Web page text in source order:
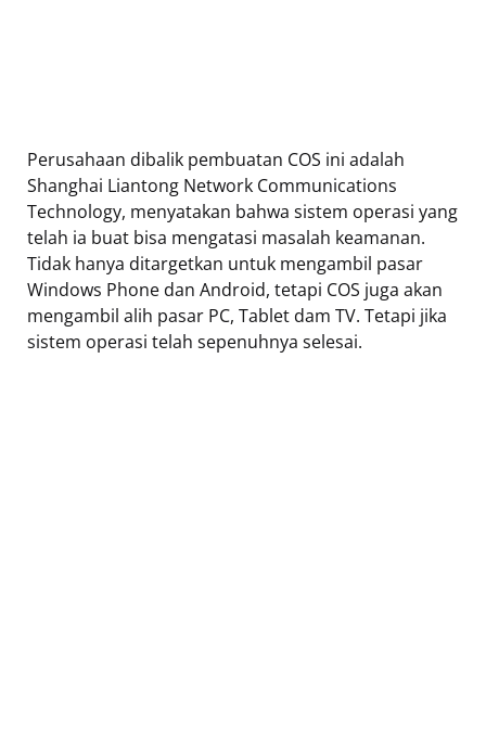
Perusahaan dibalik pembuatan COS ini adalah
Shanghai Liantong Network Communications
Technology, menyatakan bahwa sistem operasi yang
telah ia buat bisa mengatasi masalah keamanan.
Tidak hanya ditargetkan untuk mengambil pasar
Windows Phone dan Android, tetapi COS juga akan
mengambil alih pasar PC, Tablet dam TV. Tetapi jika
sistem operasi telah sepenuhnya selesai.